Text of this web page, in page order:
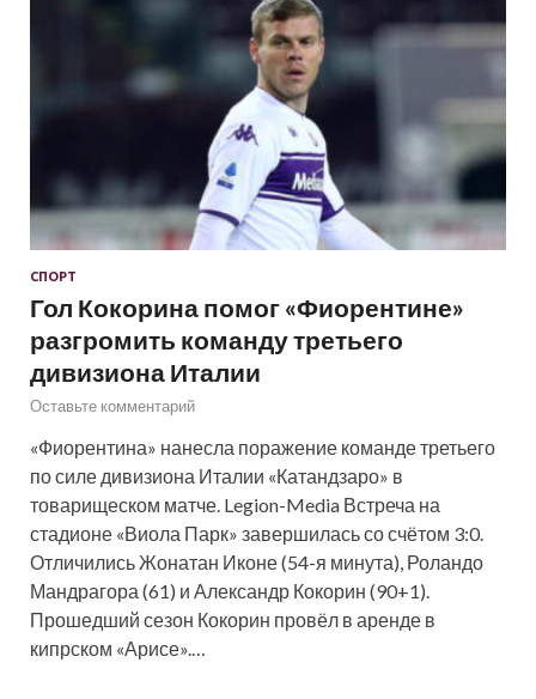
СПОРТ
Гол Кокорина помог «Фиорентине»
разгромить команду третьего
дивизиона Италии
Оставьте комментарий
«Фиорентина» нанесла поражение команде третьего
по силе дивизиона Италии «Катандзаро» в
товарищеском матче. Legion-Media Встреча на
стадионе «Виола Парк» завершилась со счётом 3:0.
Отличились Жонатан Иконе (54-я минута), Роландо
Мандрагора (61) и Александр Кокорин (90+1).
Прошедший сезон Кокорин провёл в аренде в
кипрском «Арисе».…